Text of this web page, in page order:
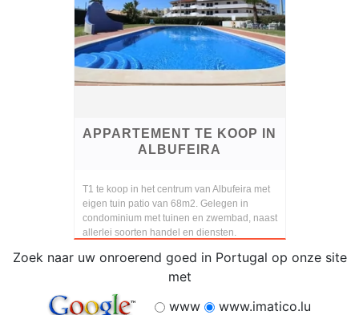
APPARTEMENT TE KOOP IN
ALBUFEIRA
T1 te koop in het centrum van Albufeira met
eigen tuin patio van 68m2. Gelegen in
condominium met tuinen en zwembad, naast
allerlei soorten handel en diensten.
Zoek naar uw onroerend goed in Portugal op onze site
met
www
www.imatico.lu